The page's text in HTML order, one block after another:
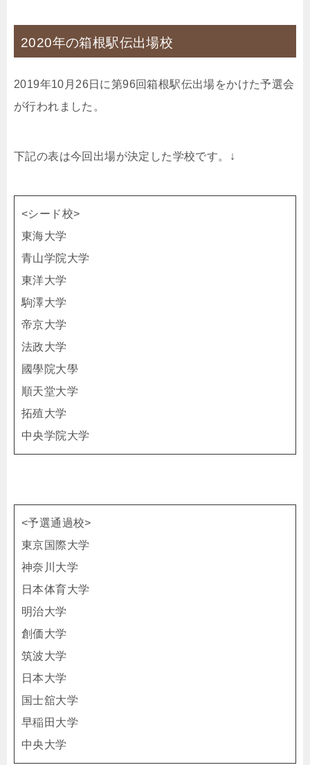
2020年の箱根駅伝出場校
2019年10月26日に第96回箱根駅伝出場をかけた予選会
が行われました。
下記の表は今回出場が決定した学校です。↓
<シード校>
東海大学
青山学院大学
東洋大学
駒澤大学
帝京大学
法政大学
國學院大學
順天堂大学
拓殖大学
中央学院大学
<予選通過校>
東京国際大学
神奈川大学
日本体育大学
明治大学
創価大学
筑波大学
日本大学
国士舘大学
早稲田大学
中央大学